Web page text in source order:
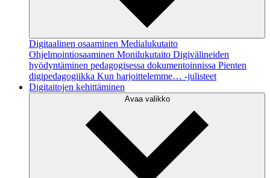
Digitaalinen osaaminen Medialukutaito
Ohjelmointiosaaminen Monilukutaito Digivälineiden
hyödyntäminen pedagogisessa dokumentoinnissa Pienten
digipedagogiikka Kun harjoittelemme… -julisteet
Digitaitojen kehittäminen
Avaa valikko